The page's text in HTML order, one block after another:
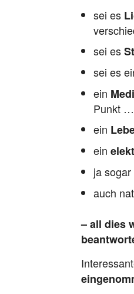
sei es
sei es
sei es
ein
Punkt
ein
ein
ja sogar
auch
– all dies